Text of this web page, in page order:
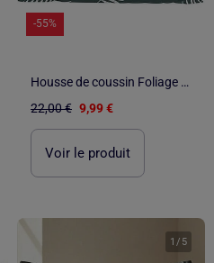
-55%
Housse de coussin Foliage mint "Happyfriday
22,00 € 9,99 €
Voir le produit
1 / 5